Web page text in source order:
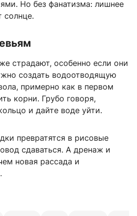
Но без фанатизма: лишнее
солнце.
страдают, особенно если они
создать водоотводящую
примерно как в первом
корни. Грубо говоря,
и дайте воде уйти.
превратятся в рисовые
сдаваться. А дренаж и
новая рассада и